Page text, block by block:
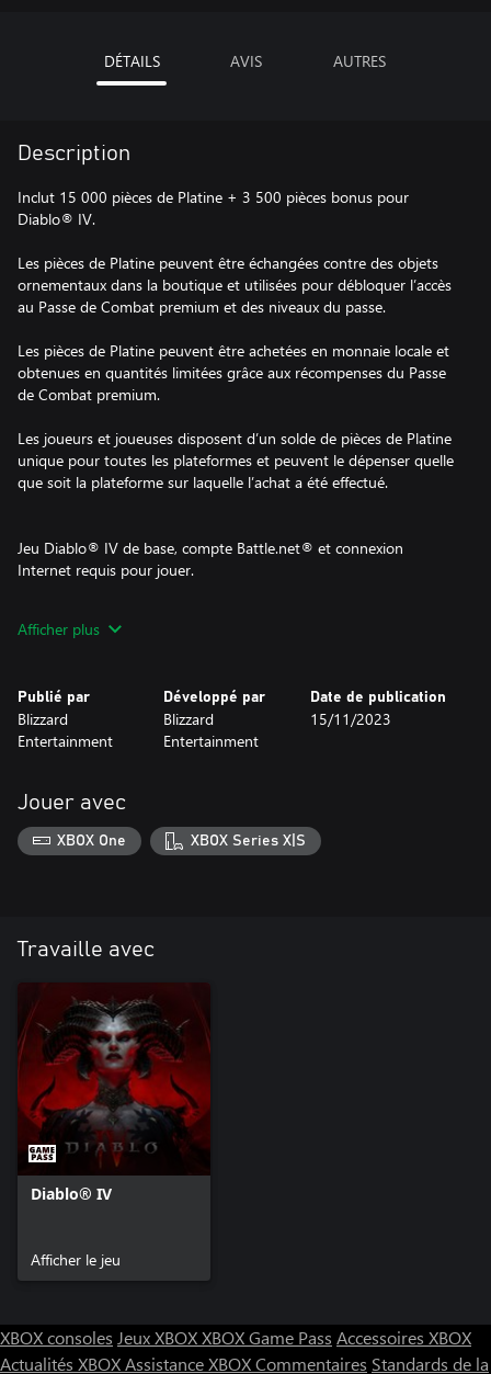
DÉTAILS AVIS AUTRES
Description
Inclut 15 000 pièces de Platine + 3 500 pièces bonus pour
Diablo® IV.
Les pièces de Platine peuvent être échangées contre des objets
ornementaux dans la boutique et utilisées pour débloquer l’accès
au Passe de Combat premium et des niveaux du passe.
Les pièces de Platine peuvent être achetées en monnaie locale et
obtenues en quantités limitées grâce aux récompenses du Passe
de Combat premium.
Les joueurs et joueuses disposent d’un solde de pièces de Platine
unique pour toutes les plateformes et peuvent le dépenser quelle
que soit la plateforme sur laquelle l’achat a été effectué.
Jeu Diablo® IV de base, compte Battle.net® et connexion
Internet requis pour jouer.
Blizzard Entertainment, Inc. aux États-Unis et/ou dans d’autres
pays. Tous droits réservés.
Afficher plus
Publié par
Blizzard
Entertainment
Développé par
Blizzard
Entertainment
Date de publication
15/11/2023
Jouer avec
XBOX One XBOX Series X|S
Travaille avec
Diablo® IV
Afficher le jeu
XBOX consoles Jeux XBOXXBOX Game Pass Accessoires XBOX
Actualités XBOXAssistance XBOXCommentaires Standards de la